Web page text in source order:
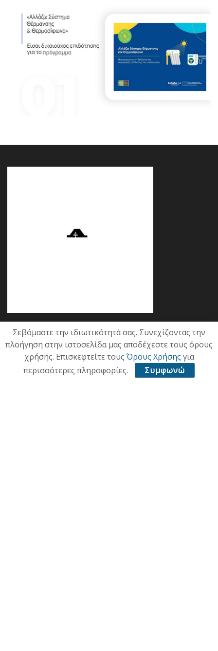
Κατηγορίες
ΕΠΙΚΑΙΡΟΤΗΤΑ
Σεβόμαστε την ιδιωτικότητά σας. Συνεχίζοντας την
πλοήγηση στην ιστοσελίδα μας αποδέχεστε τους όρους
χρήσης. Επισκεφτείτε τους Όρους Χρήσης για
περισσότερες πληροφορίες.
Συμφωνώ